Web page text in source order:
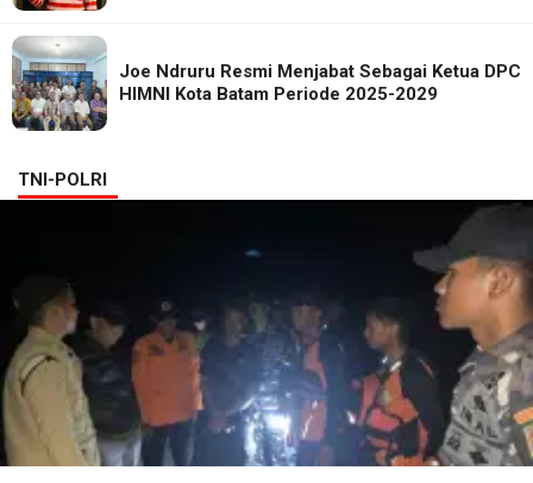
Joe Ndruru Resmi Menjabat Sebagai Ketua DPC
HIMNI Kota Batam Periode 2025-2029
TNI-POLRI